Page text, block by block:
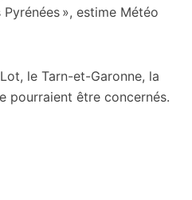
», estime Météo
le Tarn-et-Garonne, la
pourraient être concernés.